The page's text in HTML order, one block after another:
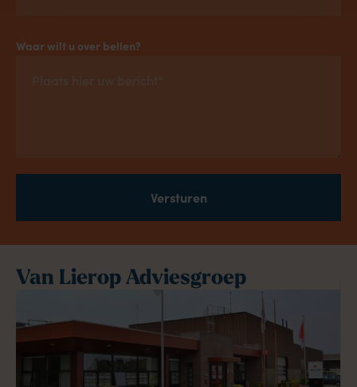
Waar wilt u over bellen?
Versturen
Van Lierop Adviesgroep